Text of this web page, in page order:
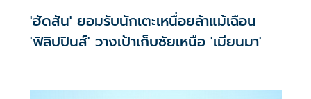
'ฮัดสัน' ยอมรับนักเตะเหนื่อยล้าแม้เฉือน
'ฟิลิปปินส์' วางเป้าเก็บชัยเหนือ 'เมียนมา'